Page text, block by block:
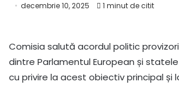
decembrie 10, 2025 1 minut de citit
Comisia salută acordul politic
dintre Parlamentul European și
cu privire la acest obiectiv principal și